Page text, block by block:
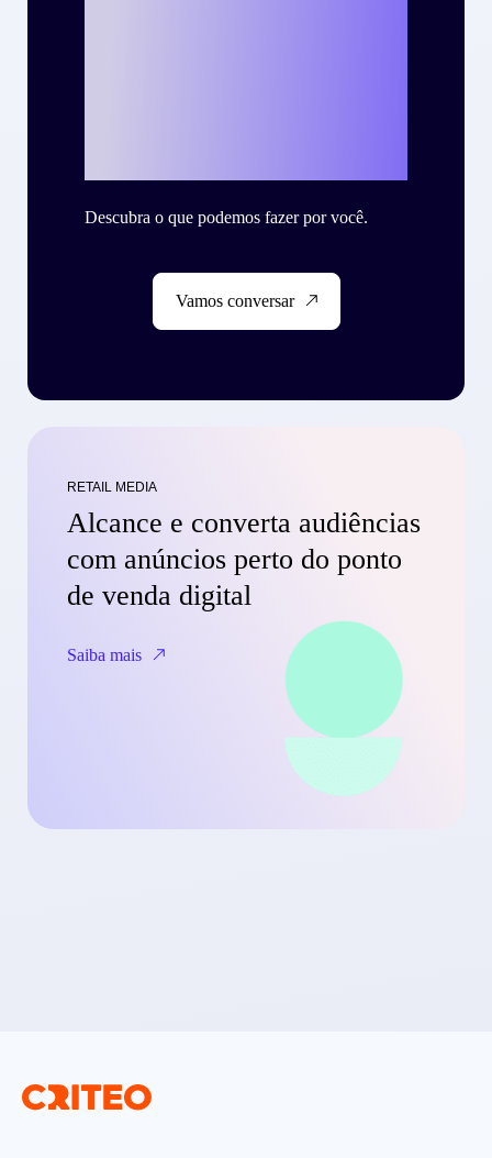
Descubra o que podemos fazer por você.
Vamos conversar
RETAIL MEDIA
Alcance e converta audiências
com anúncios perto do ponto
de venda digital
Saiba mais